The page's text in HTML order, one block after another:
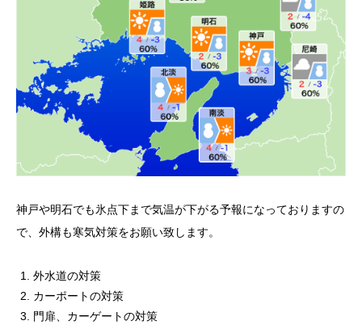
神戸や明石でも氷点下まで気温が下がる予報になっておりますの
で、外構も寒気対策をお願い致します。
外水道の対策
カーポートの対策
門扉、カーゲートの対策